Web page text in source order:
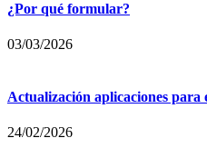
¿Por qué formular?
03/03/2026
Actualización aplicaciones para
24/02/2026